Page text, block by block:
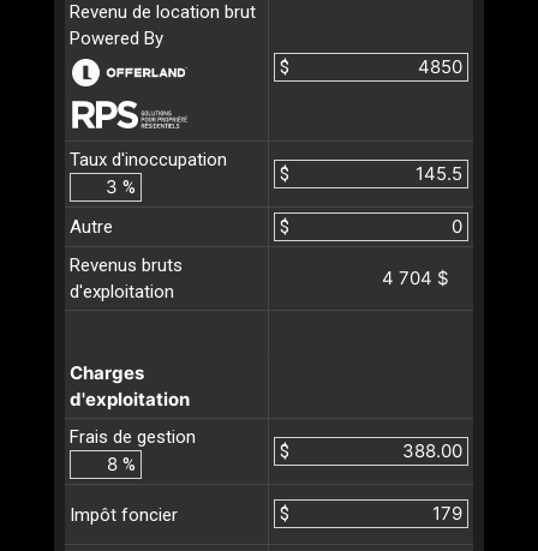
Revenu de location brut
Powered By
$
Taux d'inoccupation
%
$
Autre
$
Revenus bruts
d'exploitation
4 704 $
Charges
d'exploitation
Frais de gestion
%
$
Impôt foncier $